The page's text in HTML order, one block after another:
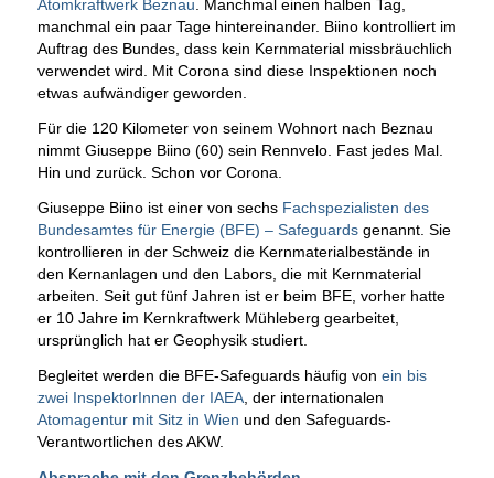
Atomkraftwerk Beznau . Manchmal einen halben Tag,
manchmal ein paar Tage hintereinander. Biino kontrolliert im
Auftrag des Bundes, dass kein Kernmaterial missbräuchlich
verwendet wird. Mit Corona sind diese Inspektionen noch
etwas aufwändiger geworden.
Für die 120 Kilometer von seinem Wohnort nach Beznau
nimmt Giuseppe Biino (60) sein Rennvelo. Fast jedes Mal.
Hin und zurück. Schon vor Corona.
Giuseppe Biino ist einer von sechs Fachspezialisten des
Bundesamtes für Energie (BFE) – Safeguardsgenannt. Sie
kontrollieren in der Schweiz die Kernmaterialbestände in
den Kernanlagen und den Labors, die mit Kernmaterial
arbeiten. Seit gut fünf Jahren ist er beim BFE, vorher hatte
er 10 Jahre im Kernkraftwerk Mühleberg gearbeitet,
ursprünglich hat er Geophysik studiert.
Begleitet werden die BFE-Safeguards häufig von ein bis
zwei InspektorInnen der IAEA, der internationalen
Atomagentur mit Sitz in Wien und den Safeguards-
Verantwortlichen des AKW.